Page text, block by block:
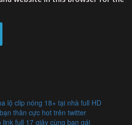
lộ clip nóng 18+ tại nhà full HD
thân cực hot trên twitter
full 17 giây cùng bạn gái